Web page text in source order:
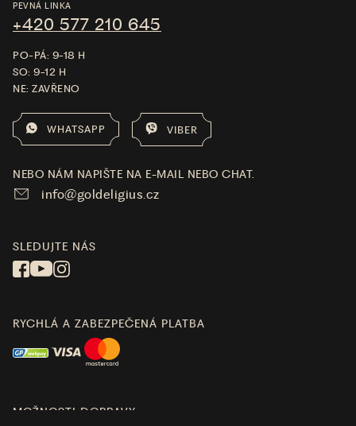
PEVNÁ LINKA
+420 577 210 645
PO-PÁ: 9-18 H
SO: 9-12 H
NE: ZAVŘENO
WHATSAPP VIBER
NEBO NÁM NAPIŠTE NA E-MAIL NEBO CHAT.
info@goldeligius.cz
SLEDUJTE NÁS
RYCHLÁ A ZABEZPEČENÁ PLATBA
MOŽNOSTI DOPRAVY